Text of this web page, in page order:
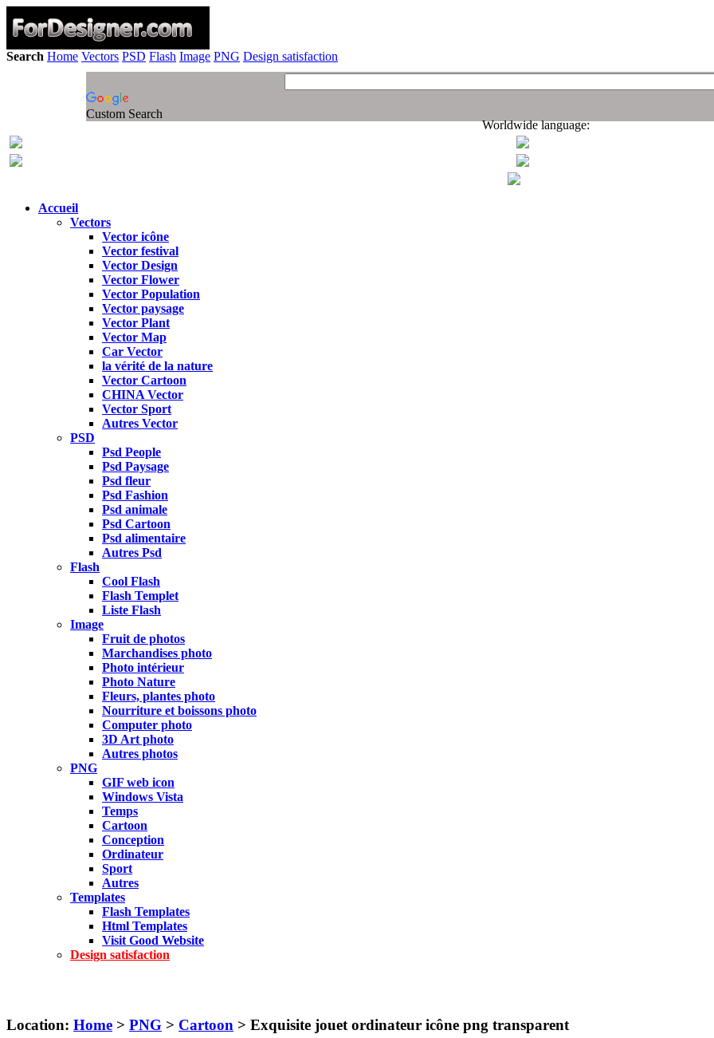
Search Home Vectors PSD Flash Image PNG Design satisfaction
Custom Search
Worldwide language:
Accueil
Vectors
Vector icône
Vector festival
Vector Design
Vector Flower
Vector Population
Vector paysage
Vector Plant
Vector Map
Car Vector
la vérité de la nature
Vector Cartoon
CHINA Vector
Vector Sport
Autres Vector
PSD
Psd People
Psd Paysage
Psd fleur
Psd Fashion
Psd animale
Psd Cartoon
Psd alimentaire
Autres Psd
Flash
Cool Flash
Flash Templet
Liste Flash
Image
Fruit de photos
Marchandises photo
Photo intérieur
Photo Nature
Fleurs, plantes photo
Nourriture et boissons photo
Computer photo
3D Art photo
Autres photos
PNG
GIF web icon
Windows Vista
Temps
Cartoon
Conception
Ordinateur
Sport
Autres
Templates
Flash Templates
Html Templates
Visit Good Website
Design satisfaction
Location: Home > PNG > Cartoon > Exquisite jouet ordinateur icône png transparent